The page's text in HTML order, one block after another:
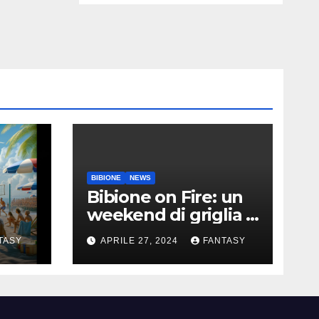
BIBIONE NEWS
Bibione on Fire: un
weekend di griglia e
barbecue in Piazza
Treviso
APRILE 27, 2024 FANTASY